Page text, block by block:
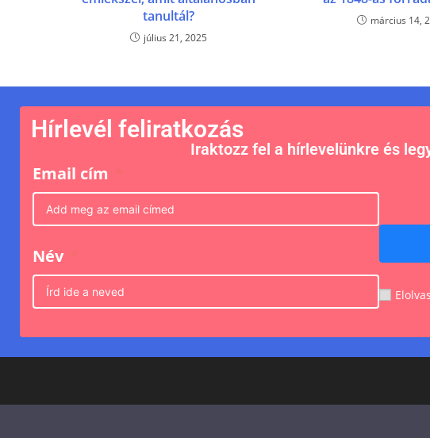
tanultál?
július 21, 2025
március 14,
Hírlevél feliratkozás
Iraktozz fel a hírlevelünkre és
Email cím
Név